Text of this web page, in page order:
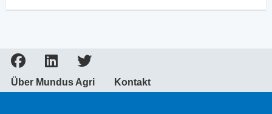
Über Mundus Agri Kontakt